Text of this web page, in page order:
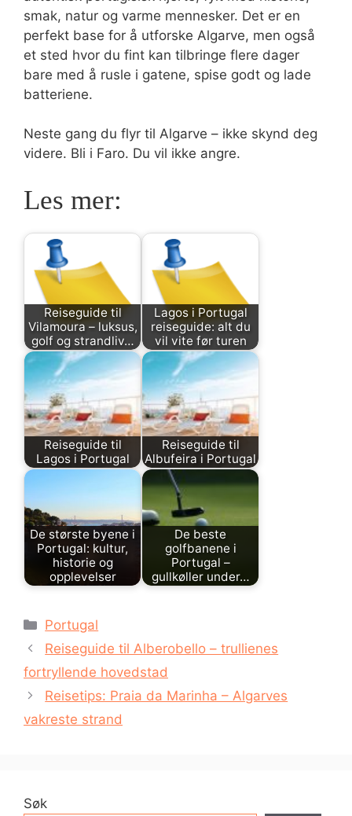
smak, natur og varme mennesker. Det er en
perfekt base for å utforske Algarve, men også
et sted hvor du fint kan tilbringe flere dager
bare med å rusle i gatene, spise godt og lade
batteriene.
Neste gang du flyr til Algarve – ikke skynd deg
videre. Bli i Faro. Du vil ikke angre.
Les mer:
Reiseguide til
Vilamoura – luksus,
golf og strandliv…
Lagos i Portugal
reiseguide: alt du
vil vite før turen
Reiseguide til
Lagos i Portugal
Reiseguide til
Albufeira i Portugal
De største byene i
Portugal: kultur,
historie og
opplevelser
De beste
golfbanene i
Portugal –
gullkøller under…
Kategorier
Portugal
Reiseguide til Alberobello – trullienes
fortryllende hovedstad
Reisetips: Praia da Marinha – Algarves
vakreste strand
Søk